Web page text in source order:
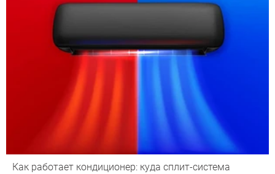
Как работает кондиционер: куда сплит-система